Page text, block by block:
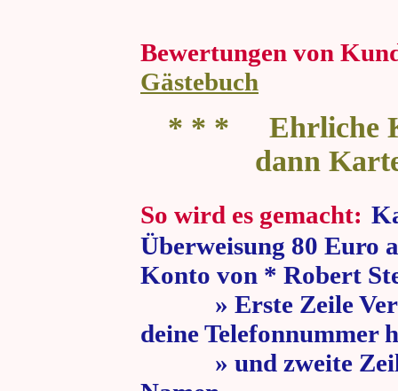
Bewertungen von
Gästebuch
* * * Ehrliche
dann
So wird es gemacht:
Überweisung 80 Euro
Konto von * Robert
» Erste Zeile
deine Telefonnummer
» und zweite Zeile